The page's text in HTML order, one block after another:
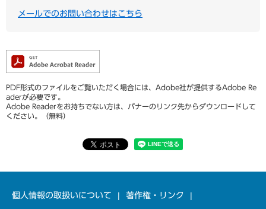
メールでのお問い合わせはこちら
PDF形式のファイルをご覧いただく場合には、Adobe社が提供するAdobe Re
aderが必要です。
Adobe Readerをお持ちでない方は、バナーのリンク先からダウンロードして
ください。（無料）
個人情報の取扱いについて 著作権・リンク